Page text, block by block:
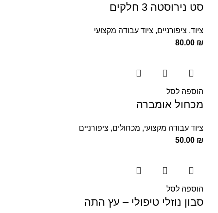
סט נירוסטה 3 חלקים
ציוד, ציפורניים, ציוד עבודה מקצועי
80.00 ₪
הוספה לסל
מכחול אומברה
ציוד עבודה מקצועי, מכחולים, ציפורניים
50.00 ₪
הוספה לסל
סבון נוזלי טיפולי – עץ התה